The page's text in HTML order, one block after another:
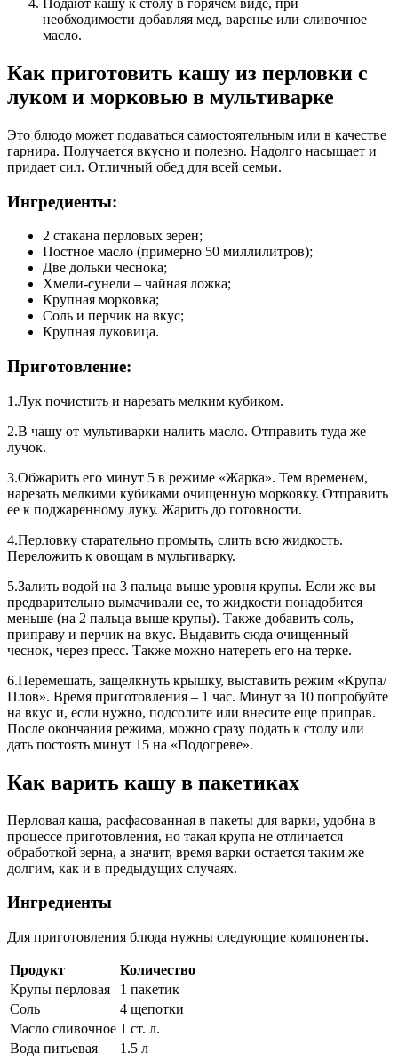
Подают кашу к столу в горячем виде, при
необходимости добавляя мед, варенье или сливочное
масло.
Как приготовить кашу из перловки с
луком и морковью в мультиварке
Это блюдо может подаваться самостоятельным или в качестве
гарнира. Получается вкусно и полезно. Надолго насыщает и
придает сил. Отличный обед для всей семьи.
Ингредиенты:
2 стакана перловых зерен;
Постное масло (примерно 50 миллилитров);
Две дольки чеснока;
Хмели-сунели – чайная ложка;
Крупная морковка;
Соль и перчик на вкус;
Крупная луковица.
Приготовление:
1.Лук почистить и нарезать мелким кубиком.
2.В чашу от мультиварки налить масло. Отправить туда же
лучок.
3.Обжарить его минут 5 в режиме «Жарка». Тем временем,
нарезать мелкими кубиками очищенную морковку. Отправить
ее к поджаренному луку. Жарить до готовности.
4.Перловку старательно промыть, слить всю жидкость.
Переложить к овощам в мультиварку.
5.Залить водой на 3 пальца выше уровня крупы. Если же вы
предварительно вымачивали ее, то жидкости понадобится
меньше (на 2 пальца выше крупы). Также добавить соль,
приправу и перчик на вкус. Выдавить сюда очищенный
чеснок, через пресс. Также можно натереть его на терке.
6.Перемешать, защелкнуть крышку, выставить режим «Крупа/
Плов». Время приготовления – 1 час. Минут за 10 попробуйте
на вкус и, если нужно, подсолите или внесите еще приправ.
После окончания режима, можно сразу подать к столу или
дать постоять минут 15 на «Подогреве».
Как варить кашу в пакетиках
Перловая каша, расфасованная в пакеты для варки, удобна в
процессе приготовления, но такая крупа не отличается
обработкой зерна, а значит, время варки остается таким же
долгим, как и в предыдущих случаях.
Ингредиенты
Для приготовления блюда нужны следующие компоненты.
Продукт
Количество
Крупы перловая
1 пакетик
Соль
4 щепотки
Масло сливочное 1 ст. л.
Вода питьевая
1.5 л